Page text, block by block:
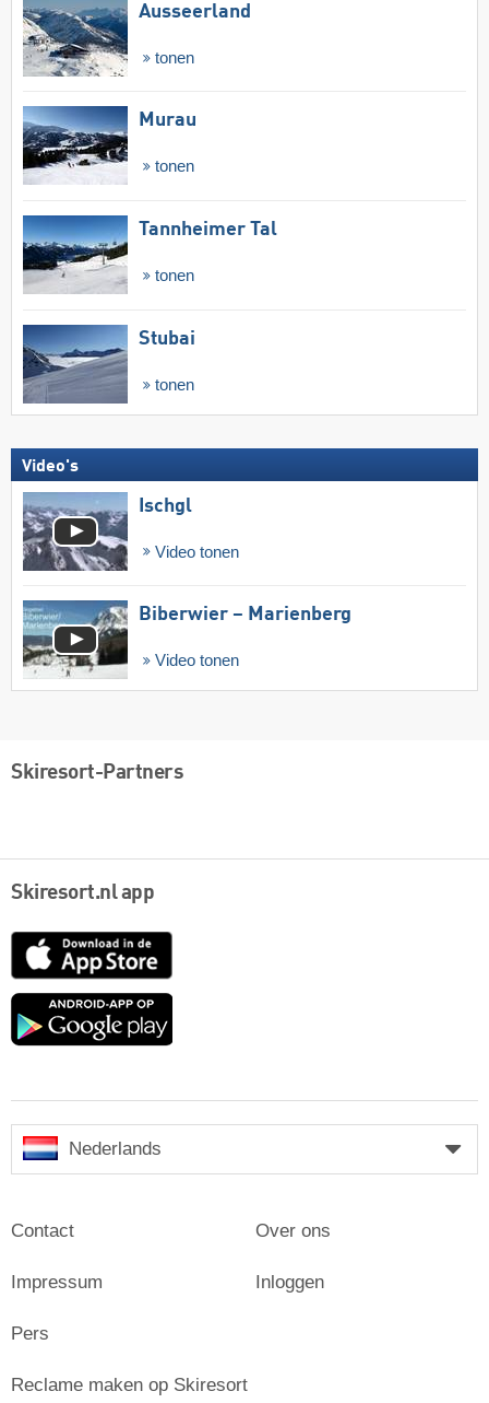
Ausseerland
tonen
Murau
tonen
Tannheimer Tal
tonen
Stubai
tonen
Video's
Ischgl
Video tonen
Biberwier – Marienberg
Video tonen
Skiresort-Partners
Skiresort.nl app
App
Google
Nederlands
Contact
Impressum
Pers
Over ons
Inloggen
Reclame maken op Skiresort